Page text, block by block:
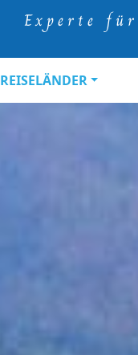
Experte
REISELÄNDER